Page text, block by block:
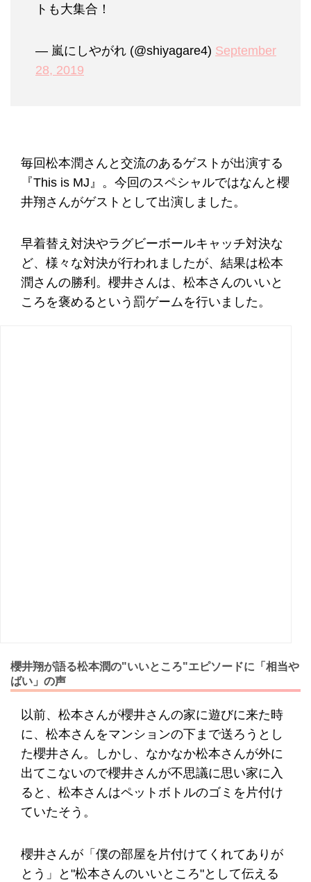
トも大集合！
— 嵐にしやがれ (@shiyagare4) September
28, 2019
毎回松本潤さんと交流のあるゲストが出演する
『This is MJ』。今回のスペシャルではなんと櫻
井翔さんがゲストとして出演しました。
早着替え対決やラグビーボールキャッチ対決な
ど、様々な対決が行われましたが、結果は松本
潤さんの勝利。櫻井さんは、松本さんのいいと
ころを褒めるという罰ゲームを行いました。
櫻井翔が語る松本潤の"いいところ"エピソードに「相当や
ばい」の声
以前、松本さんが櫻井さんの家に遊びに来た時
に、松本さんをマンションの下まで送ろうとし
た櫻井さん。しかし、なかなか松本さんが外に
出てこないので櫻井さんが不思議に思い家に入
ると、松本さんはペットボトルのゴミを片付け
ていたそう。
櫻井さんが「僕の部屋を片付けてくれてありが
とう」と"松本さんのいいところ"として伝える